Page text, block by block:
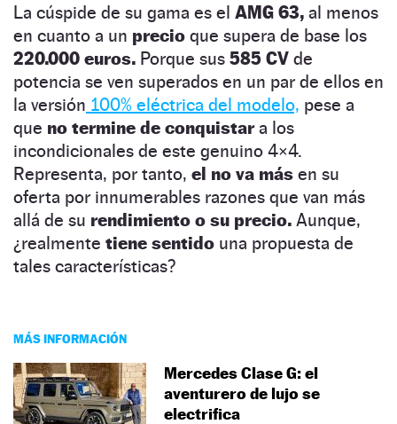
La cúspide de su gama es el AMG 63, al menos
en cuanto a un precio que supera de base los
220.000 euros. Porque sus 585 CV de
potencia se ven superados en un par de ellos en
la versión 100% eléctrica del modelo, pese a
que no termine de conquistara los
incondicionales de este genuino 4×4.
Representa, por tanto, el no va más en su
oferta por innumerables razones que van más
allá de su rendimiento o su precio. Aunque,
¿realmente tiene sentido una propuesta de
tales características?
MÁS INFORMACIÓN
Mercedes Clase G: el
aventurero de lujo se
electrifica